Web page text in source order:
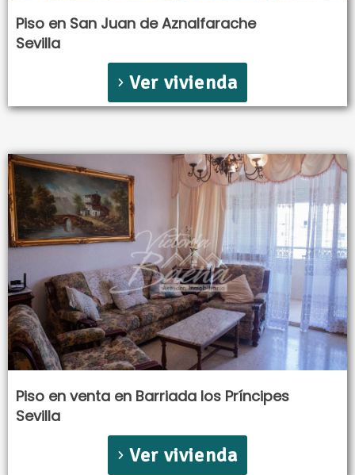
Piso en San Juan de Aznalfarache
Sevilla
Ver vivienda
Piso en venta en Barriada los Príncipes
Sevilla
Ver vivienda